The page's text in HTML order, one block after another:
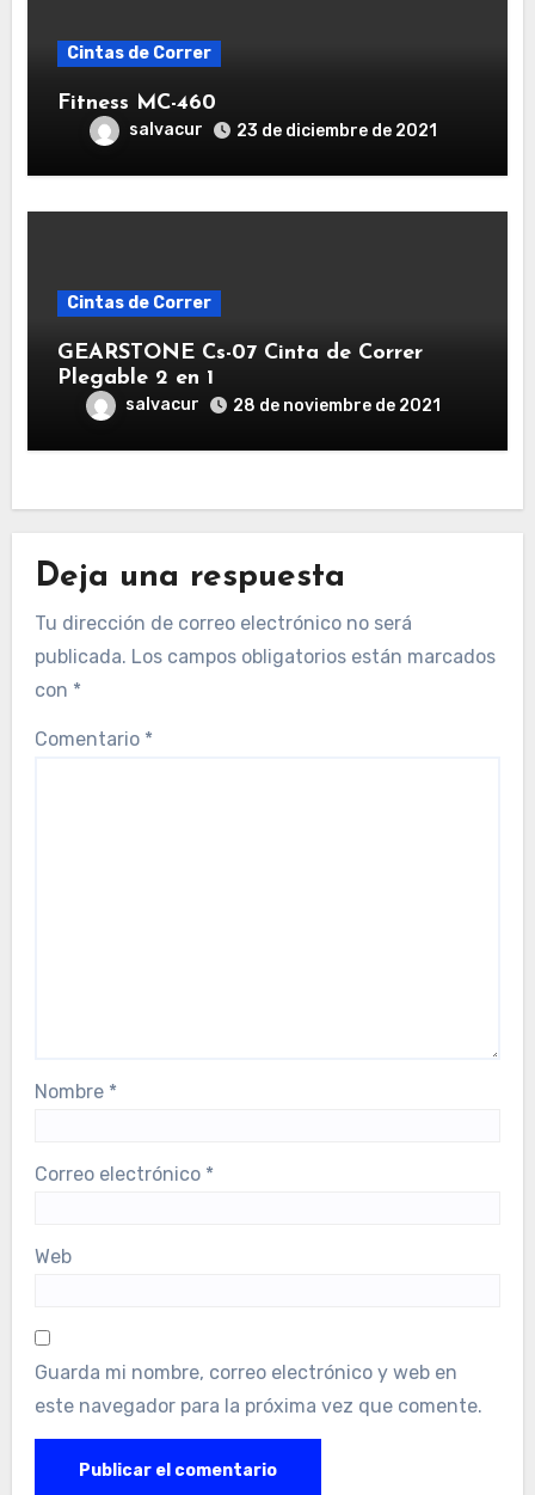
Cintas de Correr
Fitness MC-460
salvacur 23 de diciembre de 2021
Cintas de Correr
GEARSTONE Cs-07 Cinta de Correr
Plegable 2 en 1
salvacur 28 de noviembre de 2021
Deja una respuesta
Tu dirección de correo electrónico no será
publicada. Los campos obligatorios están marcados
con *
Comentario *
Nombre *
Correo electrónico *
Web
Guarda mi nombre, correo electrónico y web en
este navegador para la próxima vez que comente.